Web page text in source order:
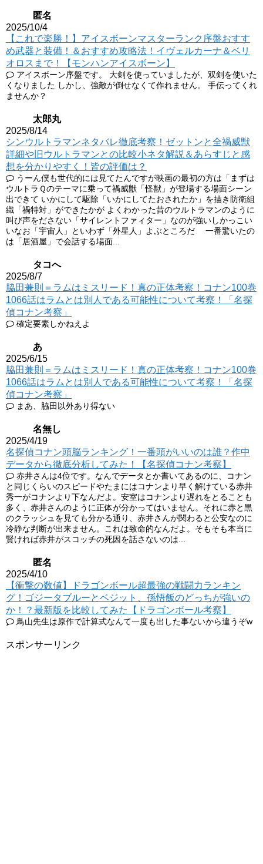
匿名
2025/10/4
【これで楽勝！】アイスボーンマスターランク序盤おすす
め武器と装備！＆おすすめ攻略法！イヴェルカーナ＆ベリ
オロスまで！【モンハンアイスボーン】
アイスボーン序盤です。 大剣を使っていましたが、双剣を使いた
くなりました しかし、強敵が倒せなくて作れません。 手伝ってくれ
ませんか？
太郎丸
2025/8/14
シンウルトラマンネタバレ徹底考察！ゼットンと全禍威獣
詳細や旧ウルトラマンとの比較小ネタ解説＆あらすじと感
想を分かりやすく！皆の評価は？
うーん僕も世代的には見てたんですが映画の最初の方は「まずは
ウルトラＱのテーマに乗って禍威獣「怪獣」が登場する場面シーン
出できて いかにして駆除「いかにしてたおされたか」を描き防衛組
織「禍特対」ができたかが よくわかった昔のウルトラマンのように
叫び声をださない「サイレントファィター」なのが強いしかっこい
いなお「宇宙人」といわず「外星人」よぶところだ 一番驚いたの
は「居酒屋」で会話する場面...
タコへ
2025/8/7
脇田兼則＝ラムはミスリード！真の正体考察！コナン100巻
1066話はラムとは別人である可能性について考察！「名探
偵コナン考察」
確定要素しかねえよ
あ
2025/6/15
脇田兼則＝ラムはミスリード！真の正体考察！コナン100巻
1066話はラムとは別人である可能性について考察！「名探
偵コナン考察」
まあ、脇田以外あり得ない
名無し
2025/4/19
名探偵コナン頭脳ランキング！一番頭がいいのは誰？作中
データから徹底分析してみた！【名探偵コナン考察】
赤井さんは4位です。なんでデータとか書いてあるのに、コナン
と同じくらいのスピードやたまにはコナンより早く解けている赤井
秀一がコナンより下なんだよ。安室はコナンより遅れをとることも
多く、赤井さんのように正体が分かってはいません。それに赤と黒
のクラッシュを見ても分かる通り、赤井さんが関わると公安なのに
冷静な判断が出来ません。これは致命的なんだよ。そもそも本当に
賢ければ赤井がスコッチの死因を話さないのは...
匿名
2025/4/10
【衝撃の数値】ドラゴンボール超最強の戦闘力ランキン
グ！ゴジータブルーとベジット、孫悟飯のどっちが強いの
か！？最新版を比較してみた【ドラゴンボール考察】
鳥山先生は原作で計算式なんて一度も出した事ないから違うぞw
スポンサーリンク